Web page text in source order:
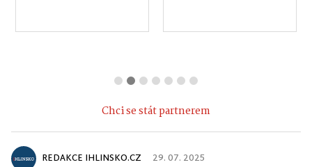
Chci se stát partnerem
REDAKCE IHLINSKO.CZ 29. 07. 2025